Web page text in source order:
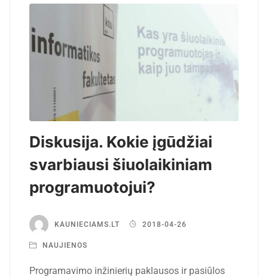
Diskusija. Kokie įgūdžiai
svarbiausi šiuolaikiniam
programuotojui?
KAUNIECIAMS.LT 2018-04-26
NAUJIENOS
Programavimo inžinierių paklausos ir pasiūlos